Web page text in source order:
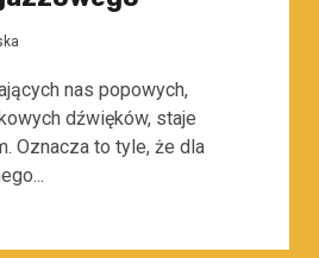
nas popowych,
dźwięków, staje
Oznacza to tyle, że dla